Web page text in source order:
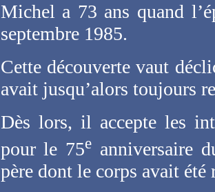
Michel a 73 ans quand
septembre 1985.
Cette découverte vaut
avait jusqu’alors toujours
Dès lors, il accepte les
pour le 75e anniversaire
père dont le corps avait été